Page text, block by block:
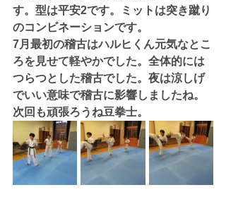
す。型は平安2です。ミットは突き蹴り
のコンビネーションです。
7月最初の稽古はハルヒくん元気なとこ
ろを見せて軽やかでした。全体的には
つらつとした稽古でした。夜は涼しげ
でいい意味で稽古に影響しましたね。
次回も頑張ろうね豆拳士。